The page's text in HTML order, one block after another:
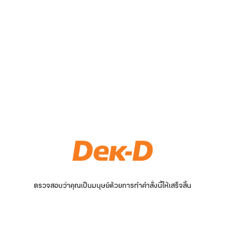
ตรวจสอบว่าคุณเป็นมนุษย์ด้วยการทำคำสั่งนี้ให้เสร็จสิ้น